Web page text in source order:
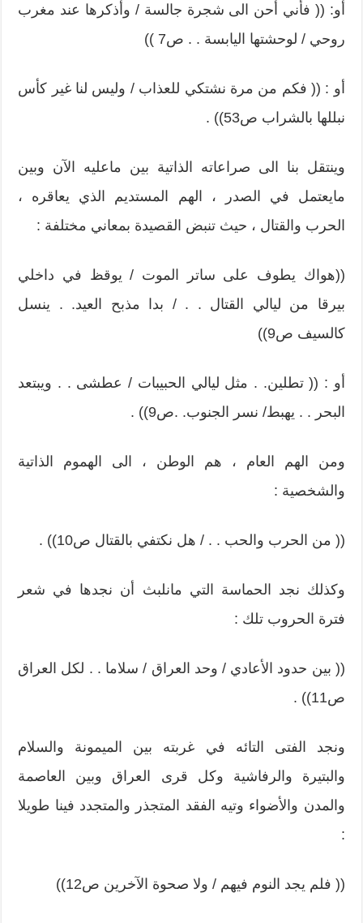
أو: (( فأني أحن الى شجرة جالسة / وأذكرها عند مغرب
روحي / لوحشتها اليابسة . . ص7 ))
أو : (( فكم من مرة نشتكي للعذاب / وليس لنا غير كأس
نبللها بالشراب ص53)) .
وينتقل بنا الى صراعاته الذاتية بين ماعليه الآن وبين
مايعتمل في الصدر ، الهم المستديم الذي يعاقره ،
الحرب والقتال ، حيث تنبض القصيدة بمعاني مختلفة :
((هواك يطوف على ساتر الموت / يوقظ في داخلي
بيرقا من ليالي القتال . . / بدا مذبح العيد. . ينسل
كالسيف ص9))
أو : (( تطلين. . مثل ليالي الحبيبات / عطشى . . ويبتعد
البحر . . يهبط/ نسر الجنوب. .ص9)) .
ومن الهم العام ، هم الوطن ، الى الهموم الذاتية
والشخصية :
(( من الحرب والحب . . / هل نكتفي بالقتال ص10)) .
وكذلك نجد الحماسة التي مانلبث أن نجدها في شعر
فترة الحروب تلك :
(( بين حدود الأعادي / وحد العراق / سلاما . . لكل العراق
ص11)) .
ونجد الفتى التائه في غربته بين الميمونة والسلام
والبتيرة والرفاشية وكل قرى العراق وبين العاصمة
والمدن والأضواء وتيه الفقد المتجذر والمتجدد فينا طويلا
:
(( فلم يجد النوم فيهم / ولا صحوة الآخرين ص12))